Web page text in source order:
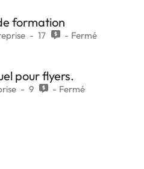
formation
17 Fermé
pour flyers.
9 Fermé